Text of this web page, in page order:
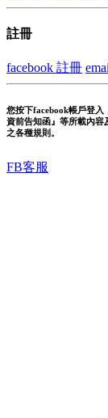
註冊
facebook 註冊
您按下facebook帳戶登入
資前告知函』等所載內容
之各種規則。
FB客服